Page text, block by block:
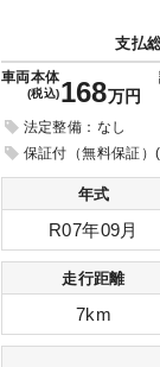
支払
車両本体
(税込)168万円
法定整備：なし
保証付（無料保証
年式
R07年09月
走行距離
7km